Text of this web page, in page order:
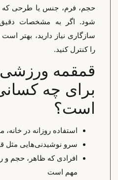
حجم، فرم، جنس یا طرحی که
شود. اگر به مشخصات
سازگاری نیاز دارید، بهتر است
را کنترل کنید.
قمقمه
برای چه
است؟
استفاده روزانه در خانه،
سرو نوشیدنی‌هایی مثل
افرادی که ظاهر، حجم و
مهم است